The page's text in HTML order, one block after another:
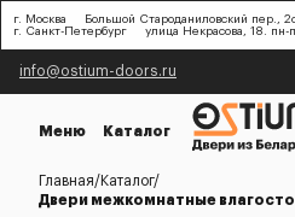
г. Москва
Большой Староданиловский пер.,
г. Санкт-Петербург
улица Некрасова, 18.
info@ostium-doors.ru
Меню Каталог
Главная
Каталог
Двери межкомнатные